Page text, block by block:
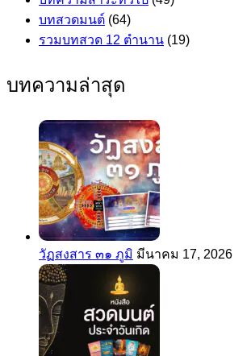
บทสวดมนต์ (64)
รวมบทสวด 12 ตำนาน (19)
บทความล่าสุด
วัฏสงสาร ๓๑ ภูมิ มีนาคม 17, 2026